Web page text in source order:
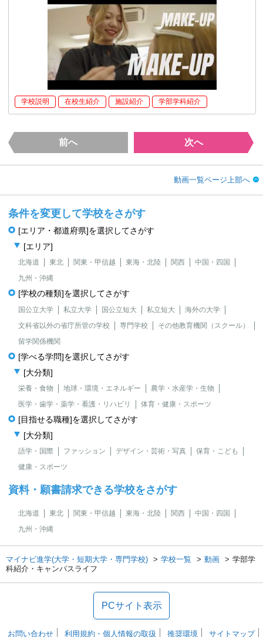
学校説明 在校生紹介 施設紹介 学部学科紹介
前へ 次へ
動画一覧ページ上部へ
条件を変更して学校をさがす
[エリア・都道府県]を選択してさがす
[エリア]
北海道 東北 関東・甲信越 東海・北陸 関西
中国・四国
九州・沖縄
[学校の種類]を選択してさがす
国公立大学 私立大学 国公立短大 私立短大
海外の大学
文科省以外の省庁所管の学校
専門学校
その他教育機関（スクール）
留学関係機関
[学べる学問]を選択してさがす
[大分類]
栄養・食物 地球・環境・エネルギー
農学・水産学・生物
医学・歯学・薬学・看護・リハビリ
体育・健康・スポーツ
[目指せる職種]を選択してさがす
[大分類]
語学・国際 ファッション デザイン・芸術・写真
保育・こども
健康・スポーツ
資料・願書請求できる学校をさがす
北海道 東北 関東・甲信越 東海・北陸 関西
中国・四国
九州・沖縄
マイナビ進学(大学・短期大学・専門学校) 学校一覧 動画
学部学
科紹介・キャンパスライフ
PCサイト表示
お問い合わせ 利用規約・個人情報の取扱 推奨環境 サイトマップ